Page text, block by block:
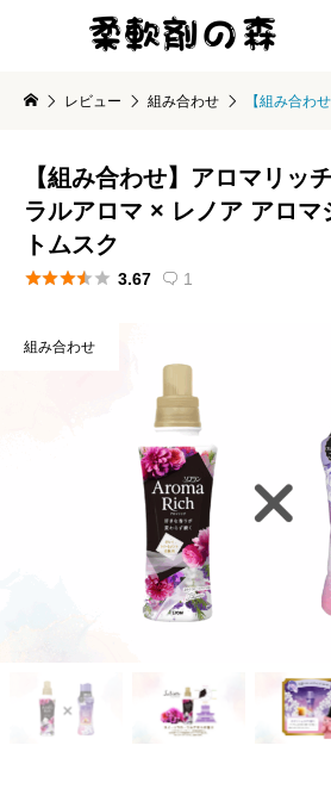
レビュー 組み合わせ 【組み合わ
【組み合わせ】アロマリッ
ラルアロマ × レノア アロマ
トムスク
 3.67  1
組み合わせ